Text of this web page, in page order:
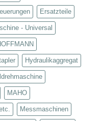
Ersatzteile
- Universal
Hydraulikaggregat
MAHO
Messmaschinen